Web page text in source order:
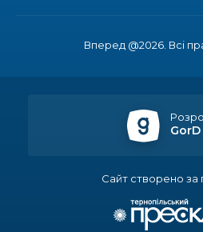
спецрахунки
Іпотеку для ВПО
Перемога бахмутян на
легкоатлетичних метань
Вперед @2026. Всі
Сайт створено за